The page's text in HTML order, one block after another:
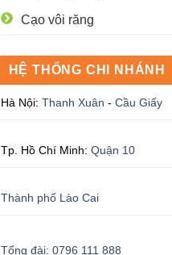
Cạo vôi răng
HỆ THỐNG CHI NHÁNH
Hà Nội: Thanh Xuân - Cầu Giấy
Tp. Hồ Chí Minh: Quận 10
Thành phố Lào Cai
Tổng đài: 0796 111 888